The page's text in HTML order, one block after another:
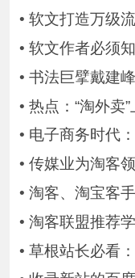
• 软文打造万级
• 软文作者必须
• 书法巨擘戴建
• 热点：“淘外卖
• 电子商务时代
• 传媒业为淘客
• 淘客、淘宝客
• 淘客联盟推荐
• 草根站长必看